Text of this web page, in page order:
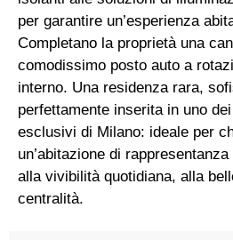
per garantire un’esperienza
Completano la proprietà una
comodissimo posto auto a
interno. Una residenza rara,
perfettamente inserita in uno
esclusivi di Milano: ideale per
un’abitazione di
alla vivibilità quotidiana, alla
centralità.